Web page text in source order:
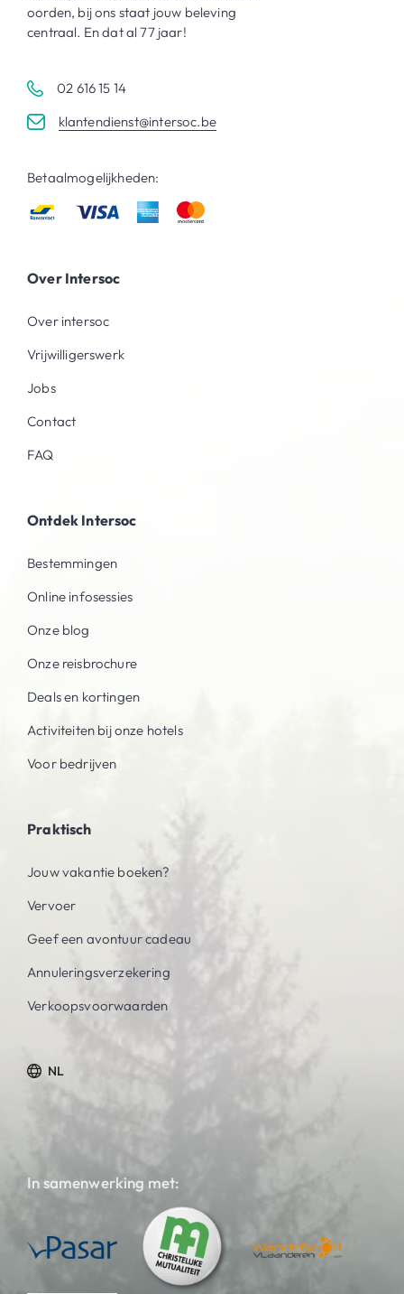
oorden, bij ons staat jouw beleving
centraal. En dat al 77 jaar!
02 616 15 14
klantendienst@intersoc.be
Betaalmogelijkheden:
Over Intersoc
Over intersoc
Vrijwilligerswerk
Jobs
Contact
FAQ
Ontdek Intersoc
Bestemmingen
Online infosessies
Onze blog
Onze reisbrochure
Deals en kortingen
Activiteiten bij onze hotels
Voor bedrijven
Praktisch
Jouw vakantie boeken?
Vervoer
Geef een avontuur cadeau
Annuleringsverzekering
Verkoopsvoorwaarden
NL
In samenwerking met: